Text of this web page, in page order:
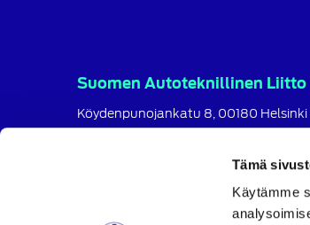
Tämä
Käytämme
Suomen Autoteknillinen Liitto
Köydenpunojankatu 8, 00180 Helsinki